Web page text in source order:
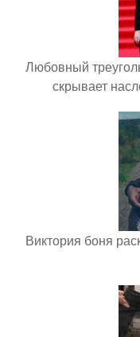
Любовный
скрывает
Виктория боня